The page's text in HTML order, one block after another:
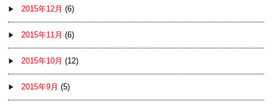
2015年12月 (6)
2015年11月 (6)
2015年10月 (12)
2015年9月 (5)